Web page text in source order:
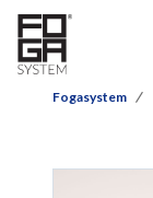
Fogasystem